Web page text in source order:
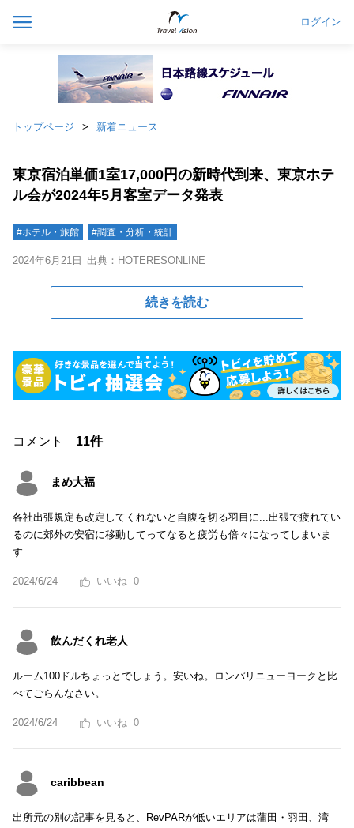
ログイン
トップページ 新着ニュース
東京宿泊単価1室17,000円の新時代到来、東京ホテ
ル会が2024年5月客室データ発表
#ホテル・旅館 #調査・分析・統計
2024年6月21日 出典：HOTERESONLINE
続きを読む
コメント 11件
まめ大福
各社出張規定も改定してくれないと自腹を切る羽目に...出張で疲れてい
るのに郊外の安宿に移動してってなると疲労も倍々になってしまいま
す...
2024/6/24 0
飲んだくれ老人
ルーム100ドルちょっとでしょう。安いね。ロンパリニューヨークと比
べてごらんなさい。
2024/6/24 0
caribbean
出所元の別の記事を見ると、RevPARが低いエリアは蒲田・羽田、湾